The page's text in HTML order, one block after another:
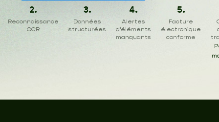
2.
Reconnaissance
OCR
3.
Données
structurées
4.
Alertes
d'éléments
manquants
5.
Facture
électronique
conforme